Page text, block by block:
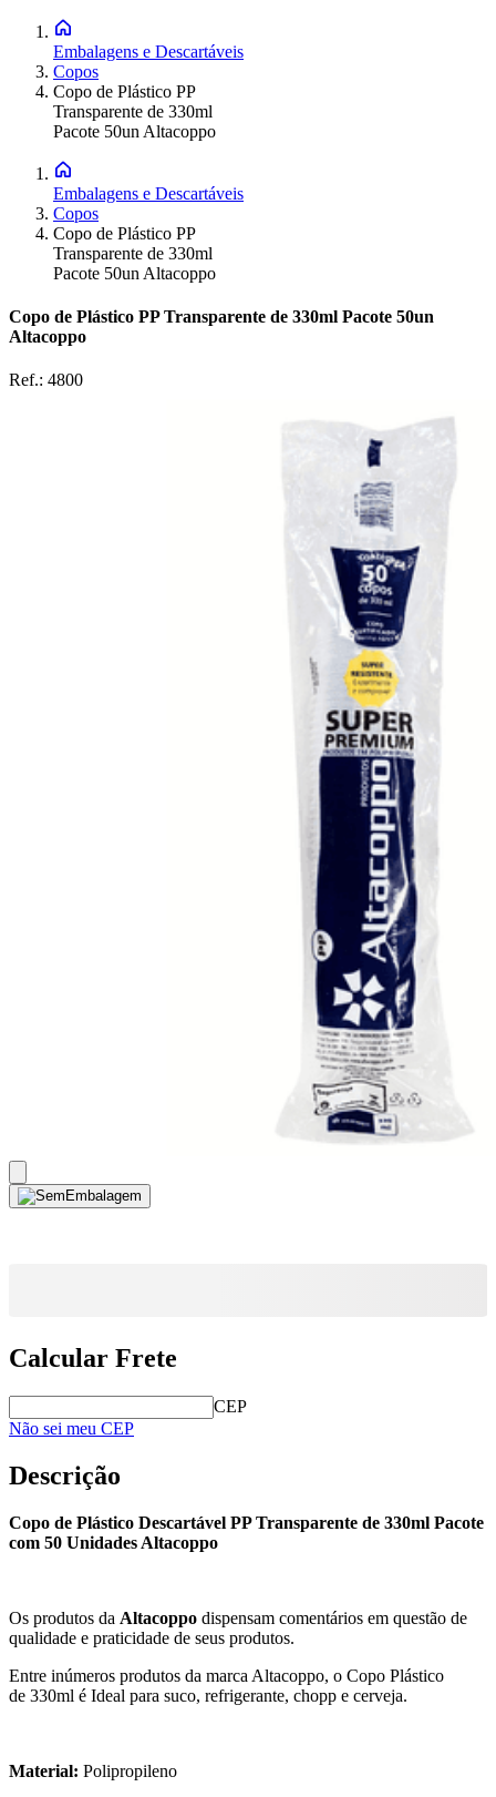
Embalagens e Descartáveis
Copos
Copo de Plástico PP
Transparente de 330ml
Pacote 50un Altacoppo
Embalagens e Descartáveis
Copos
Copo de Plástico PP
Transparente de 330ml
Pacote 50un Altacoppo
Copo de Plástico PP Transparente de 330ml Pacote 50un
Altacoppo
Ref.: 4800
Calcular Frete
CEP
Não sei meu CEP
Descrição
Copo de Plástico Descartável PP Transparente de 330ml Pacote
com 50 Unidades Altacoppo
Os produtos da Altacoppo dispensam comentários em questão de
qualidade e praticidade de seus produtos.
Entre inúmeros produtos da marca Altacoppo, o Copo Plástico
de 330ml é Ideal para suco, refrigerante, chopp e cerveja.
Material: Polipropileno